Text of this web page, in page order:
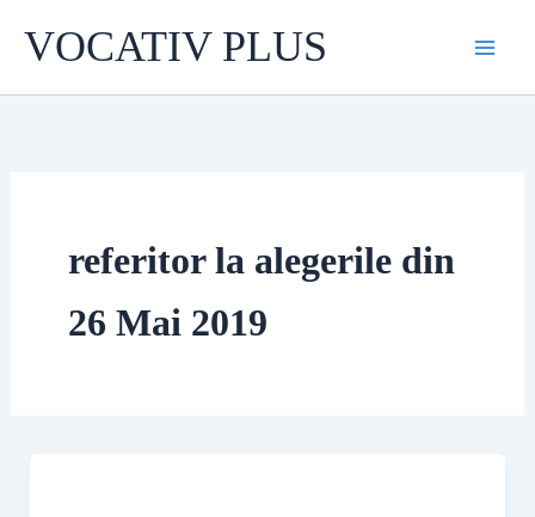
VOCATIV PLUS
referitor la alegerile din
26 Mai 2019